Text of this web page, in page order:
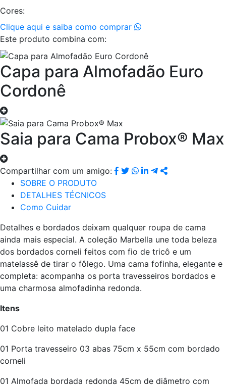
Cores:
Clique aqui e saiba como comprar
Este produto combina com:
Capa para Almofadão Euro
Cordonê
Saia para Cama Probox® Max
Compartilhar com um amigo:
SOBRE O PRODUTO
DETALHES TÉCNICOS
Como Cuidar
Detalhes e bordados deixam qualquer roupa de cama
ainda mais especial. A coleção Marbella une toda beleza
dos bordados corneli feitos com fio de tricô e um
matelassê de tirar o fôlego. Uma cama fofinha, elegante e
completa: acompanha os porta travesseiros bordados e
uma charmosa almofadinha redonda.
Itens
01 Cobre leito matelado dupla face
01 Porta travesseiro 03 abas 75cm x 55cm com bordado
corneli
01 Almofada bordada redonda 45cm de diâmetro com